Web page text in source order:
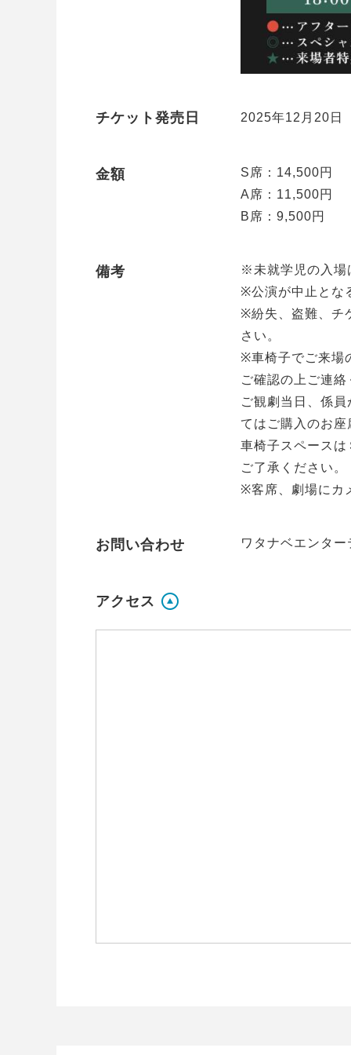
チケット発売日 2025年12月20
金額
S席：14,500円
A席：11,500円
B席：9,500円
備考
※未就学児の入場
※公演が中止とな
※紛失、盗難、チ
さい。
※車椅子でご来場
ご確認の上ご連絡
ご観劇当日、係
てはご購入のお
車椅子スペース
ご了承ください。
※客席、劇場にカ
お問い合わせ ワタナベエンタ
アクセス